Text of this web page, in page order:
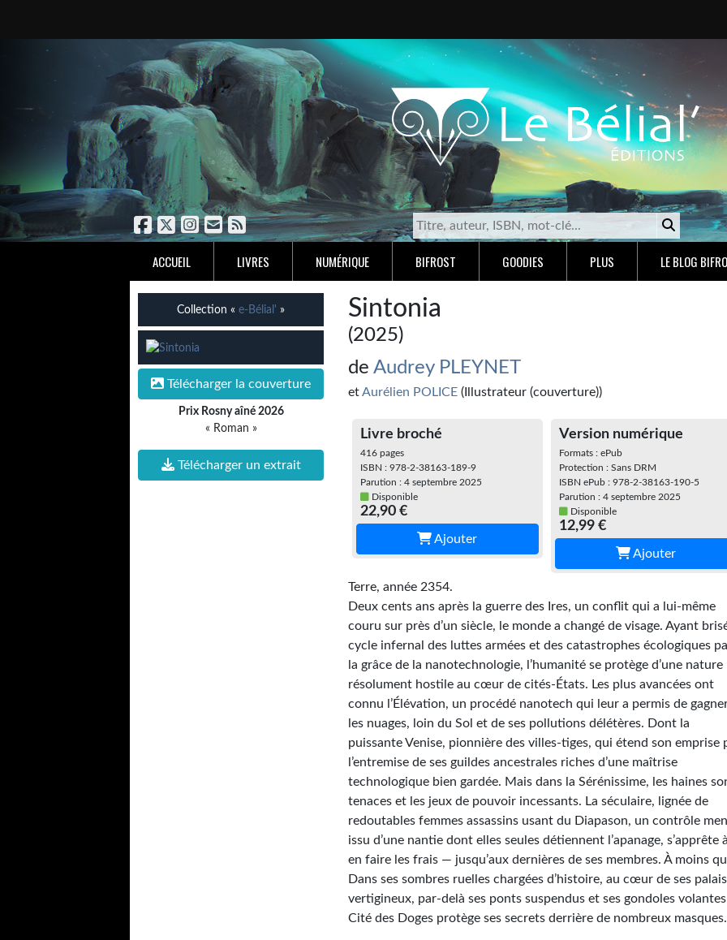
ACCUEIL LIVRES NUMÉRIQUE BIFROST GOODIES PLUS LE BLOG
Collection «e-Bélial' »
Télécharger la couverture
Prix Rosny aîné 2026
« Roman »
Télécharger un extrait
Sintonia
(2025)
deAudrey PLEYNET
etAurélien POLICE (Illustrateur (couverture))
Livre broché
416 pages
ISBN : 978-2-38163-189-9
Parution : 4 septembre 2025
Disponible
22,90 €
Ajouter
Version numérique
Formats : ePub
Protection : Sans DRM
ISBN ePub : 978-2-38163-190-5
Parution : 4 septembre 2025
Disponible
12,99 €
Ajouter
Terre, année 2354.
Deux cents ans après la guerre des Ires, un conflit qui a lui-même
couru sur près d’un siècle, le monde a changé de visage. Ayant
cycle infernal des luttes armées et des catastrophes écologiques
la grâce de la nanotechnologie, l’humanité se protège d’une nature
résolument hostile au cœur de cités-États. Les plus avancées ont
connu l’Élévation, un procédé nanotech qui leur a permis de
les nuages, loin du Sol et de ses pollutions délétères. Dont la
puissante Venise, pionnière des villes-tiges, qui étend son emprise
l’entremise de ses guildes ancestrales riches d’une maîtrise
technologique bien gardée. Mais dans la Sérénissime, les haines
tenaces et les jeux de pouvoir incessants. La séculaire, lignée de
redoutables femmes assassins usant du Diapason, un contrôle
issu d’une nantie dont elles seules détiennent l’apanage, s’apprête
en faire les frais — jusqu’aux dernières de ses membres. À moins
Dans ses sombres ruelles chargées d’histoire, au cœur de ses palais
vertigineux, par-delà ses ponts suspendus et ses gondoles
Cité des Doges protège ses secrets derrière de nombreux